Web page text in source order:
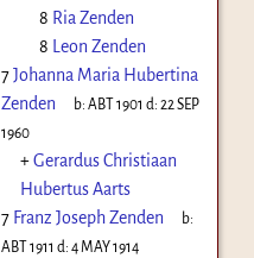
8 Ria Zenden
8 Leon Zenden
7Johanna Maria Hubertina
Zenden
b:ABT 1901 d:22 SEP
1960
+Gerardus Christiaan
Hubertus Aarts
7 Franz Joseph Zenden
b:
ABT 1911 d: 4 MAY 1914